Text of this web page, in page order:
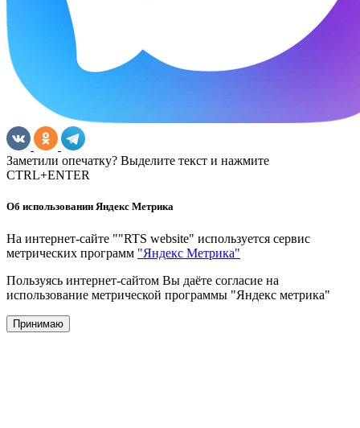
Заметили опечатку? Выделите текст и нажмите
CTRL+ENTER
Об использовании Яндекс Метрика
На интернет-сайте ""RTS website" используется сервис
метрических программ "Яндекс Метрика"
Пользуясь интернет-сайтом Вы даёте согласие на
использование метрической программы "Яндекс метрика"
Принимаю